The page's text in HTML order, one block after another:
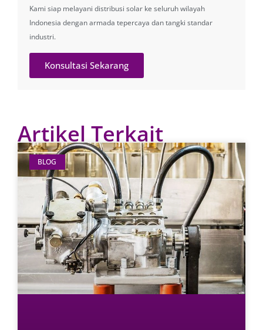
Kami siap melayani distribusi solar ke seluruh wilayah
Indonesia dengan armada tepercaya dan tangki standar
industri.
Konsultasi Sekarang
Artikel Terkait
BLOG